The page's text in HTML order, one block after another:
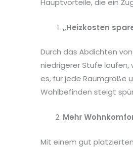
Hauptvorteile, die ein
„Heizkosten
Durch das Abdichten
niedrigerer Stufe laufen,
es, für jede Raumgröße
Wohlbefinden steigt
Mehr
Mit einem gut